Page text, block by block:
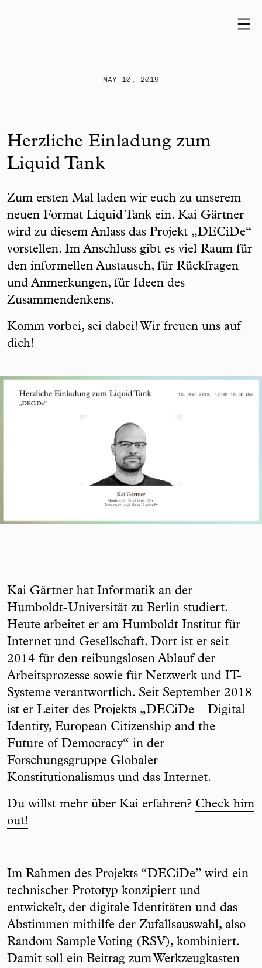
MAY 10, 2019
Herzliche Einladung zum
Liquid Tank
Zum ersten Mal laden wir euch zu unserem
neuen Format Liquid Tank ein. Kai Gärtner
wird zu diesem Anlass das Projekt „DECiDe“
vorstellen. Im Anschluss gibt es viel Raum für
den informellen Austausch, für Rückfragen
und Anmerkungen, für Ideen des
Zusammendenkens.
Komm vorbei, sei dabei! Wir freuen uns auf
dich!
Kai Gärtner hat Informatik an der
Humboldt-Universität zu Berlin studiert.
Heute arbeitet er am Humboldt Institut für
Internet und Gesellschaft. Dort ist er seit
2014 für den reibungslosen Ablauf der
Arbeitsprozesse sowie für Netzwerk und IT-
Systeme verantwortlich. Seit September 2018
ist er Leiter des Projekts „DECiDe – Digital
Identity, European Citizenship and the
Future of Democracy“ in der
Forschungsgruppe Globaler
Konstitutionalismus und das Internet.
Du willst mehr über Kai erfahren? Check him
out!
Im Rahmen des Projekts “DECiDe” wird ein
technischer Prototyp konzipiert und
entwickelt, der digitale Identitäten und das
Abstimmen mithilfe der Zufallsauswahl, also
Random Sample Voting (RSV), kombiniert.
Damit soll ein Beitrag zum Werkzeugkasten